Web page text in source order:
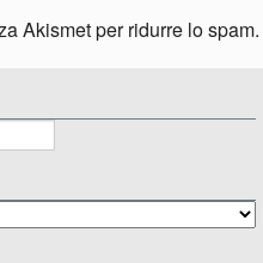
Akismet per ridurre lo spam.